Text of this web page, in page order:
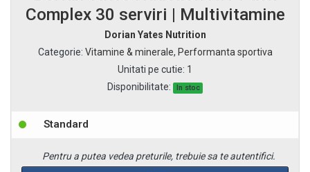
Complex 30 serviri | Multivitamine
Dorian Yates Nutrition
Categorie: Vitamine & minerale, Performanta sportiva
Unitati pe cutie: 1
Disponibilitate:
In stoc
Standard
Pentru a putea vedea preturile, trebuie sa te autentifici.